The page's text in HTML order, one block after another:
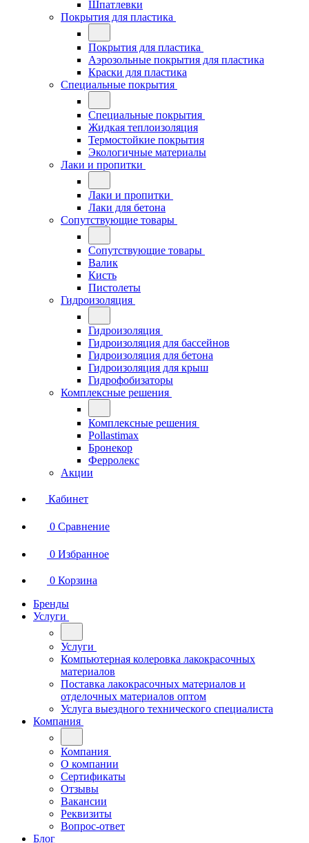
Шпатлевки
Покрытия для пластика
Покрытия для пластика
Аэрозольные покрытия для пластика
Краски для пластика
Специальные покрытия
Специальные покрытия
Жидкая теплоизоляция
Термостойкие покрытия
Экологичные материалы
Лаки и пропитки
Лаки и пропитки
Лаки для бетона
Сопутствующие товары
Сопутствующие товары
Валик
Кисть
Пистолеты
Гидроизоляция
Гидроизоляция
Гидроизоляция для бассейнов
Гидроизоляция для бетона
Гидроизоляция для крыш
Гидрофобизаторы
Комплексные решения
Комплексные решения
Pollastimax
Бронекор
Ферролекс
Акции
Кабинет
0 Сравнение
0 Избранное
0 Корзина
Бренды
Услуги
Услуги
Компьютерная колеровка лакокрасочных
материалов
Поставка лакокрасочных материалов и
отделочных материалов оптом
Услуга выездного технического специалиста
Компания
Компания
О компании
Сертификаты
Отзывы
Вакансии
Реквизиты
Вопрос-ответ
Блог